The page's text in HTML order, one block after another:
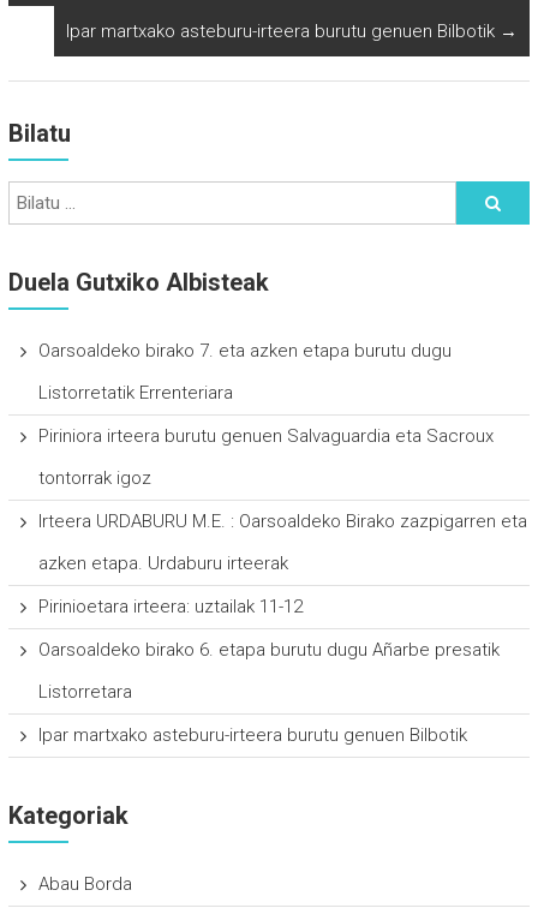
Ipar martxako asteburu-irteera burutu genuen Bilbotik →
Bilatu
Duela Gutxiko Albisteak
Oarsoaldeko birako 7. eta azken etapa burutu dugu
Listorretatik Errenteriara
Piriniora irteera burutu genuen Salvaguardia eta Sacroux
tontorrak igoz
Irteera URDABURU M.E. : Oarsoaldeko Birako zazpigarren eta
azken etapa. Urdaburu irteerak
Pirinioetara irteera: uztailak 11-12
Oarsoaldeko birako 6. etapa burutu dugu Añarbe presatik
Listorretara
Ipar martxako asteburu-irteera burutu genuen Bilbotik
Kategoriak
Abau Borda